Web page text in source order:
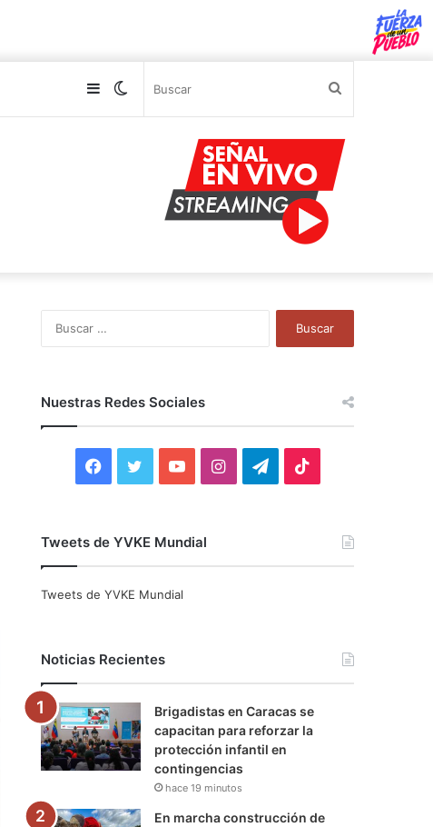
Switch
Sidebar
Nuestras Redes Sociales
F
c
o
k
i
r
Y
u
e
I
r
a
m
T
a
m
Tweets de YVKE Mundial
Tweets de YVKE Mundial
Noticias Recientes
Brigadistas en Caracas se
capacitan para reforzar la
protección infantil en
contingencias
hace 19 minutos
En marcha construcción de